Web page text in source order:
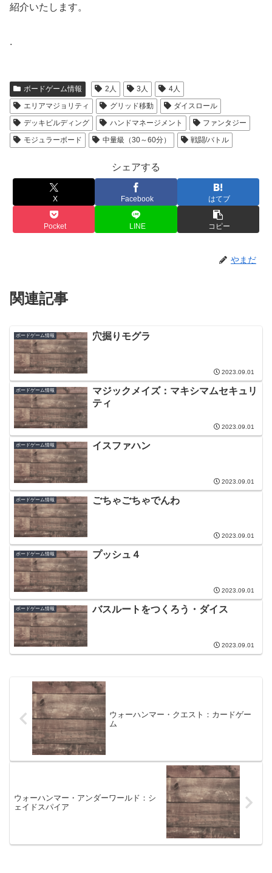
紹介いたします。
.
ボードゲーム情報 2人 3人
4人
エリアマジョリティ
グリッド移動
ダイスロール
デッキビルディング
ハンドマネージメント
ファンタジー
モジュラーボード
中量級（30～60分） 戦闘/バトル
シェアする
X Facebook はてブ
Pocket LINE コピー
やまだ
関連記事
ボードゲーム情報 穴掘りモグラ
2023.09.01
ボードゲーム情報
マジックメイズ：マキシマムセキュリ
ティ
2023.09.01
ボードゲーム情報 イスファハン
2023.09.01
ボードゲーム情報 ごちゃごちゃでんわ
2023.09.01
ボードゲーム情報 プッシュ４
2023.09.01
ボードゲーム情報 バスルートをつくろう・ダイス
2023.09.01
ウォーハンマー・クエスト：カードゲー
ム
ウォーハンマー・アンダーワールド：シ
ェイドスパイア